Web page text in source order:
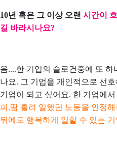
10년 혹은 그 이상 오랜 시간이
길 바라시나요?
음....한 기업의 슬로건중에 또
나요. 그 기업을 개인적으로 선
기업이 되고 싶어요. 한 기업에
피,땀 흘려 일했던 노동을 인정
뒤에도 행복하게 일할 수 있는